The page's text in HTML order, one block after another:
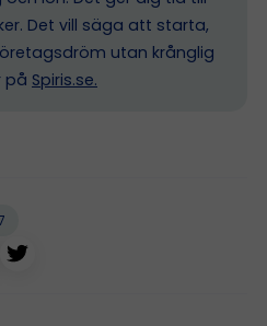
Det vill säga att starta,
utan krånglig
på Spiris.se.